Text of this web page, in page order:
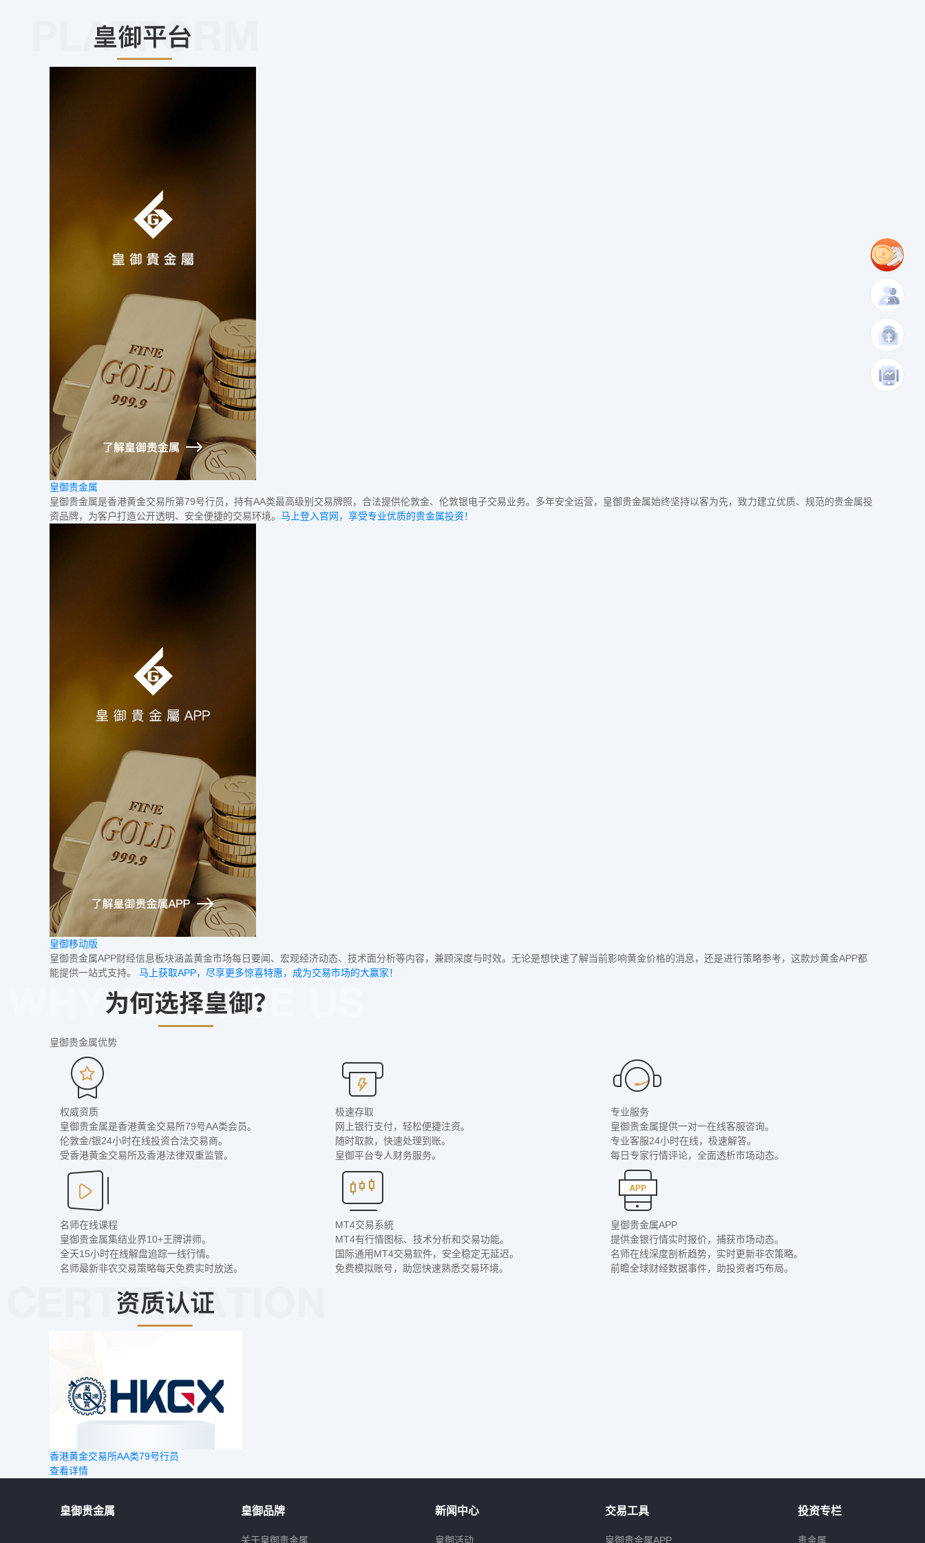
皇御贵金属
皇御贵金属是香港黄金交易所第79号行员，持有AA类最高级别交易牌照，合法提供伦敦金、伦敦银电子交易业务。多年安全运营，皇御贵金属始终坚持以客为先，致力建立优质、规范的贵金属投
资品牌，为客户打造公开透明、安全便捷的交易环境。 马上登入官网，享受专业优质的贵金属投资！
皇御移动版
皇御贵金属APP财经信息板块涵盖黄金市场每日要闻、宏观经济动态、技术面分析等内容，兼顾深度与时效。无论是想快速了解当前影响黄金价格的消息，还是进行策略参考，这款炒黄金APP都
能提供一站式支持。 马上获取APP，尽享更多惊喜特惠，成为交易市场的大赢家！
皇御贵金属优势
权威资质
皇御贵金属是香港黄金交易所79号AA类会员。
伦敦金/银24小时在线投资合法交易商。
受香港黄金交易所及香港法律双重监管。
极速存取
网上银行支付，轻松便捷注资。
随时取款，快速处理到账。
皇御平台专人财务服务。
专业服务
皇御贵金属提供一对一在线客服咨询。
专业客服24小时在线，极速解答。
每日专家行情评论，全面透析市场动态。
名师在线课程
皇御贵金属集结业界10+王牌讲师。
全天15小时在线解盘追踪一线行情。
名师最新非农交易策略每天免费实时放送。
MT4交易系統
MT4有行情图标、技术分析和交易功能。
国际通用MT4交易软件，安全稳定无延迟。
免费模拟账号，助您快速熟悉交易环境。
皇御贵金属APP
提供金银行情实时报价，捕获市场动态。
名师在线深度剖析趋势，实时更新非农策略。
前瞻全球财经数据事件，助投资者巧布局。
­香港黄金交易所AA类79号行员
查看详情
皇御贵金属 皇御品牌
关于皇御贵金属
新闻中心
皇御活动
交易工具
皇御贵金属APP
投资专栏
贵金属